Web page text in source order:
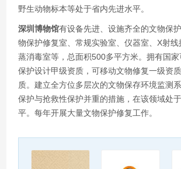
野生动物标本等处于省内先进水平。
深圳博物馆有设备先进、设施齐全的文物保
物保护修复室、常规实验室、仪器室、X射
蒸消毒室等，总面积500多平方米。拥有国
保护设计甲级资质，可移动文物修复一级资
质。建立全方位多层次的文物保存环境监测
保护与抢救性保护并重的措施，在该领域处
平。每年开展大量文物保护修复工作。